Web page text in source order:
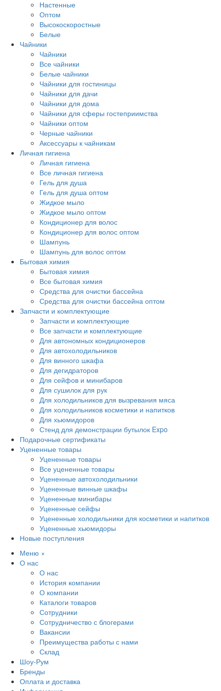
Настенные
Оптом
Высокоскоростные
Белые
Чайники
Чайники
Все чайники
Белые чайники
Чайники для гостиницы
Чайники для дачи
Чайники для дома
Чайники для сферы гостеприимства
Чайники оптом
Черные чайники
Аксессуары к чайникам
Личная гигиена
Личная гигиена
Все личная гигиена
Гель для душа
Гель для душа оптом
Жидкое мыло
Жидкое мыло оптом
Кондиционер для волос
Кондиционер для волос оптом
Шампунь
Шампунь для волос оптом
Бытовая химия
Бытовая химия
Все бытовая химия
Средства для очистки бассейна
Средства для очистки бассейна оптом
Запчасти и комплектующие
Запчасти и комплектующие
Все запчасти и комплектующие
Для автономных кондиционеров
Для автохолодильников
Для винного шкафа
Для дегидраторов
Для сейфов и минибаров
Для сушилок для рук
Для холодильников для вызревания мяса
Для холодильников косметики и напитков
Для хьюмидоров
Стенд для демонстрации бутылок Expo
Подарочные сертификаты
Уцененные товары
Уцененные товары
Все уцененные товары
Уцененные автохолодильники
Уцененные винные шкафы
Уцененные минибары
Уцененные сейфы
Уцененные холодильники для косметики и напитков
Уцененные хьюмидоры
Новые поступления
Меню ×
О нас
О нас
История компании
О компании
Каталоги товаров
Сотрудники
Сотрудничество с блогерами
Вакансии
Преимущества работы с нами
Склад
Шоу-Рум
Бренды
Оплата и доставка